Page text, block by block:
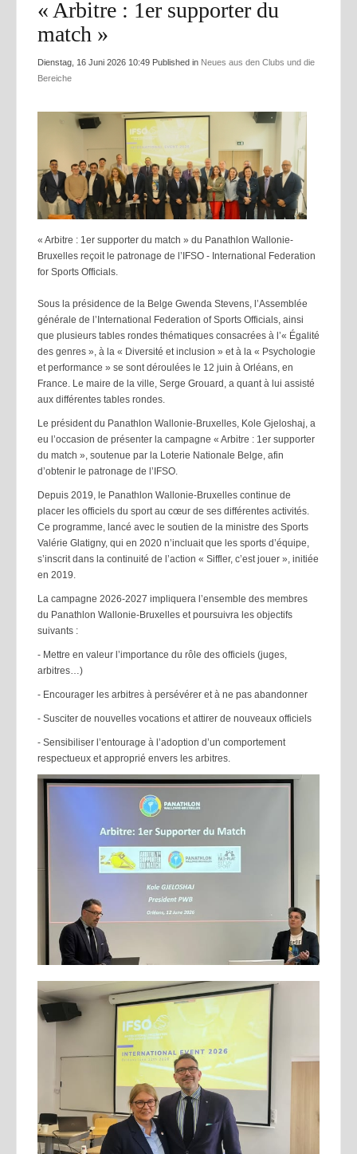
« Arbitre : 1er supporter du
match »
Dienstag, 16 Juni 2026 10:49 Published in Neues aus den Clubs und die
Bereiche
« Arbitre : 1er supporter du match » du Panathlon Wallonie-
Bruxelles reçoit le patronage de l’IFSO - International Federation
for Sports Officials.
Sous la présidence de la Belge Gwenda Stevens, l’Assemblée
générale de l’International Federation of Sports Officials, ainsi
que plusieurs tables rondes thématiques consacrées à l’« Égalité
des genres », à la « Diversité et inclusion » et à la « Psychologie
et performance » se sont déroulées le 12 juin à Orléans, en
France. Le maire de la ville, Serge Grouard, a quant à lui assisté
aux différentes tables rondes.
Le président du Panathlon Wallonie-Bruxelles, Kole Gjeloshaj, a
eu l’occasion de présenter la campagne « Arbitre : 1er supporter
du match », soutenue par la Loterie Nationale Belge, afin
d’obtenir le patronage de l’IFSO.
Depuis 2019, le Panathlon Wallonie-Bruxelles continue de
placer les officiels du sport au cœur de ses différentes activités.
Ce programme, lancé avec le soutien de la ministre des Sports
Valérie Glatigny, qui en 2020 n’incluait que les sports d’équipe,
s’inscrit dans la continuité de l’action « Siffler, c’est jouer », initiée
en 2019.
La campagne 2026-2027 impliquera l’ensemble des membres
du Panathlon Wallonie-Bruxelles et poursuivra les objectifs
suivants :
- Mettre en valeur l’importance du rôle des officiels (juges,
arbitres…)
- Encourager les arbitres à persévérer et à ne pas abandonner
- Susciter de nouvelles vocations et attirer de nouveaux officiels
- Sensibiliser l’entourage à l’adoption d’un comportement
respectueux et approprié envers les arbitres.